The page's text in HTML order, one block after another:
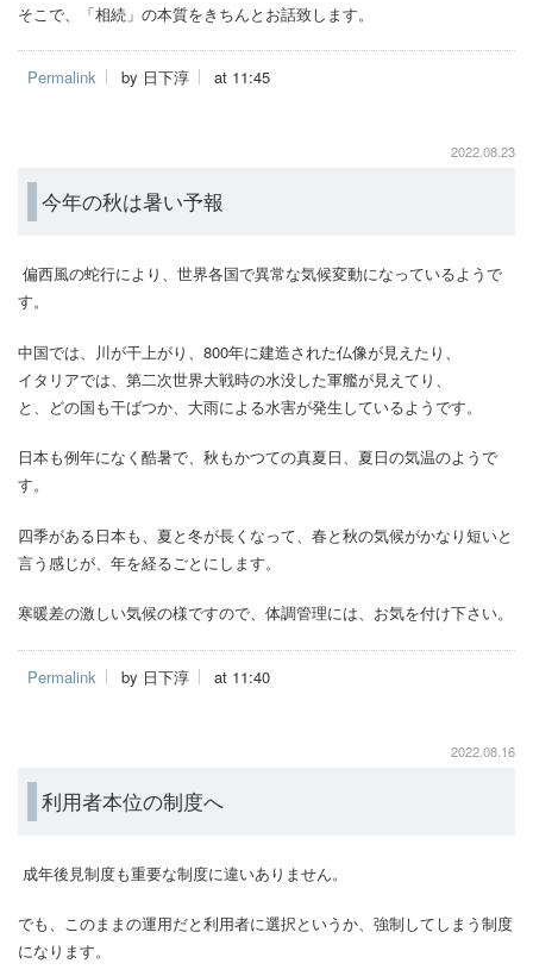
そこで、「相続」の本質をきちんとお話致します。
Permalink by 日下淳 at 11:45
2022.08.23
今年の秋は暑い予報
偏西風の蛇行により、世界各国で異常な気候変動になっているようで
す。
中国では、川が干上がり、800年に建造された仏像が見えたり、
イタリアでは、第二次世界大戦時の水没した軍艦が見えてり、
と、どの国も干ばつか、大雨による水害が発生しているようです。
日本も例年になく酷暑で、秋もかつての真夏日、夏日の気温のようで
す。
四季がある日本も、夏と冬が長くなって、春と秋の気候がかなり短いと
言う感じが、年を経るごとにします。
寒暖差の激しい気候の様ですので、体調管理には、お気を付け下さい。
Permalink by 日下淳 at 11:40
2022.08.16
利用者本位の制度へ
成年後見制度も重要な制度に違いありません。
でも、このままの運用だと利用者に選択というか、強制してしまう制度
になります。